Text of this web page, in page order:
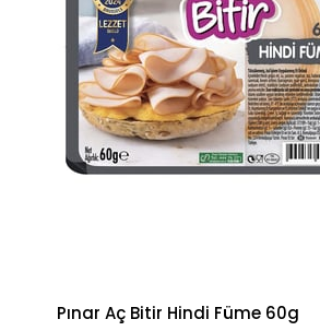
Pınar Aç Bitir Hindi Füme 60g